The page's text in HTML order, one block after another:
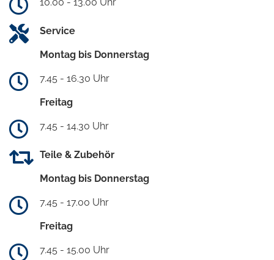
Service
Montag bis Donnerstag
7.45 - 16.30 Uhr
Freitag
7.45 - 14.30 Uhr
Teile & Zubehör
Montag bis Donnerstag
7.45 - 17.00 Uhr
Freitag
7.45 - 15.00 Uhr